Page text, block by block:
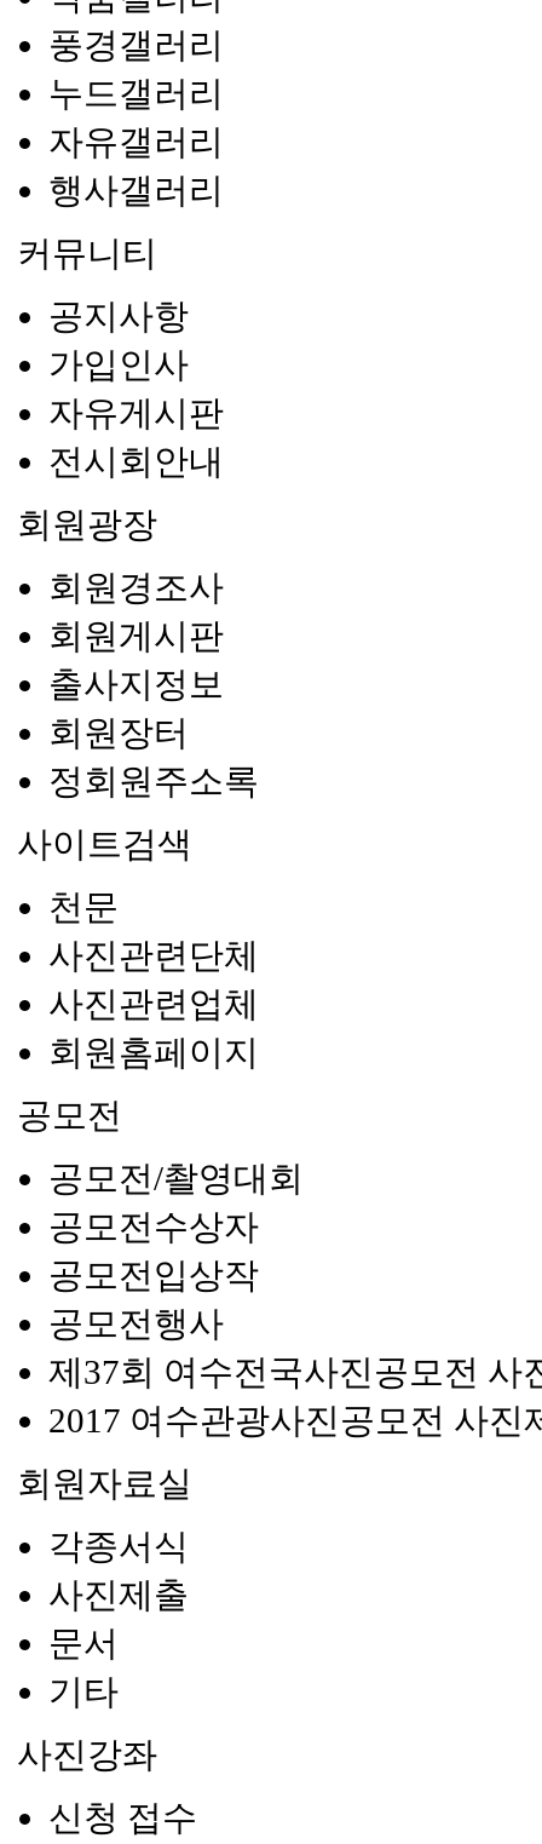
풍경갤러리
누드갤러리
자유갤러리
행사갤러리
커뮤니티
공지사항
가입인사
자유게시판
전시회안내
회원광장
회원경조사
회원게시판
출사지정보
회원장터
정회원주소록
사이트검색
천문
사진관련단체
사진관련업체
회원홈페이지
공모전
공모전/촬영대회
공모전수상자
공모전입상작
공모전행사
제37회 여수전국사진공모전 사
2017 여수관광사진공모전 사진
회원자료실
각종서식
사진제출
문서
기타
사진강좌
신청 접수